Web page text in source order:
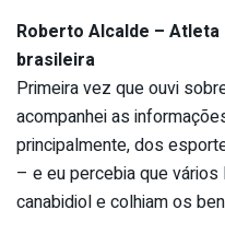
Roberto Alcalde –
brasileira
Primeira vez que ouvi
acompanhei as
principalmente, dos
– e eu percebia que
canabidiol e colhiam os